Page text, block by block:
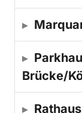
Brücke/
Rathaus